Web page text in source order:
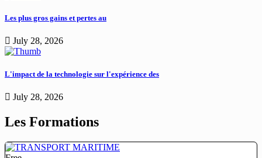
Les plus gros gains et pertes au
July 28, 2026
L'impact de la technologie sur l'expérience des
July 28, 2026
Les Formations